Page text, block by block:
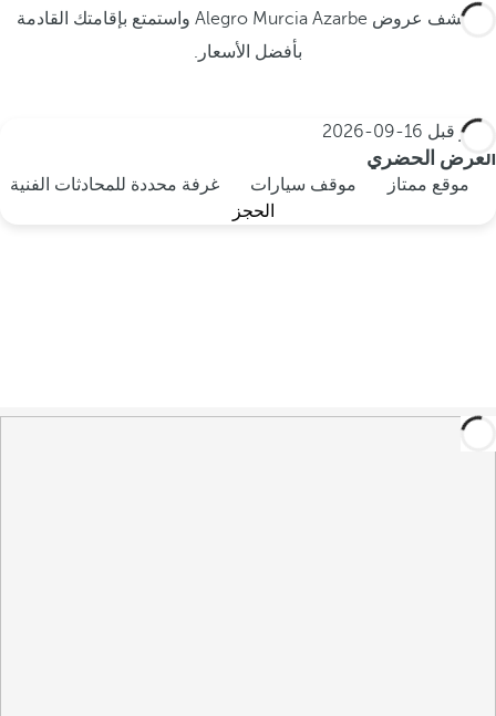
اكتشف عروض Alegro Murcia Azarbe واستمتع بإقامتك القادمة
بأفضل الأسعار.
احجز قبل 16-09-2026
العرض الحضري
موقع ممتاز موقف سيارات
غرفة محددة للمحادثات الفنية
الحجز